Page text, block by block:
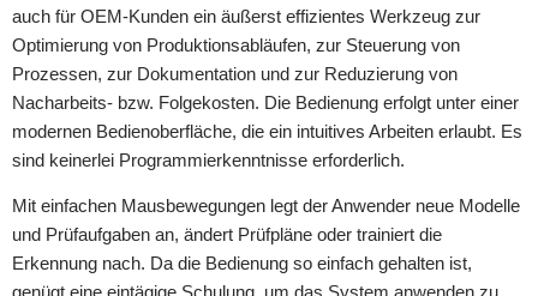
auch für OEM-Kunden ein äußerst effizientes Werkzeug zur
Optimierung von Produktionsabläufen, zur Steuerung von
Prozessen, zur Dokumentation und zur Reduzierung von
Nacharbeits- bzw. Folgekosten. Die Bedienung erfolgt unter einer
modernen Bedienoberfläche, die ein intuitives Arbeiten erlaubt. Es
sind keinerlei Programmierkenntnisse erforderlich.
Mit einfachen Mausbewegungen legt der Anwender neue Modelle
und Prüfaufgaben an, ändert Prüfpläne oder trainiert die
Erkennung nach. Da die Bedienung so einfach gehalten ist,